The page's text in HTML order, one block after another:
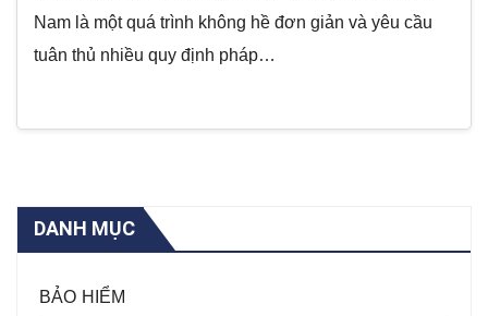
Nam là một quá trình không hề đơn giản và yêu cầu
tuân thủ nhiều quy định pháp…
DANH MỤC
BẢO HIỂM